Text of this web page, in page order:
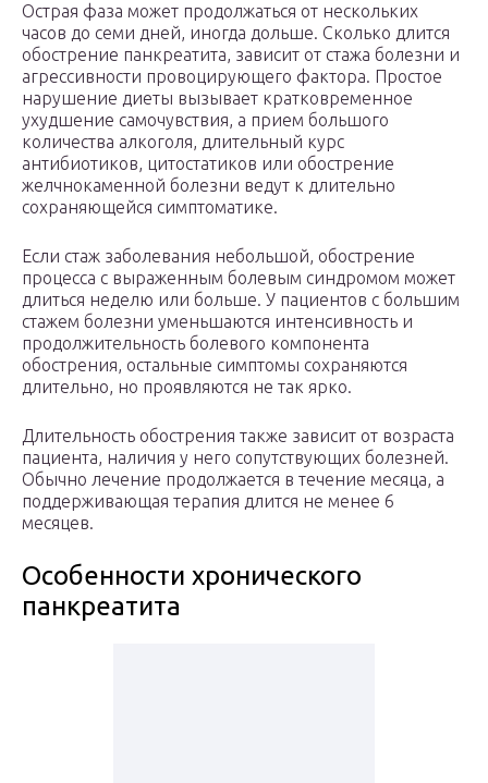
Острая фаза может продолжаться от нескольких
часов до семи дней, иногда дольше. Сколько длится
обострение панкреатита, зависит от стажа болезни и
агрессивности провоцирующего фактора. Простое
нарушение диеты вызывает кратковременное
ухудшение самочувствия, а прием большого
количества алкоголя, длительный курс
антибиотиков, цитостатиков или обострение
желчнокаменной болезни ведут к длительно
сохраняющейся симптоматике.
Если стаж заболевания небольшой, обострение
процесса с выраженным болевым синдромом может
длиться неделю или больше. У пациентов с большим
стажем болезни уменьшаются интенсивность и
продолжительность болевого компонента
обострения, остальные симптомы сохраняются
длительно, но проявляются не так ярко.
Длительность обострения также зависит от возраста
пациента, наличия у него сопутствующих болезней.
Обычно лечение продолжается в течение месяца, а
поддерживающая терапия длится не менее 6
месяцев.
Особенности хронического
панкреатита